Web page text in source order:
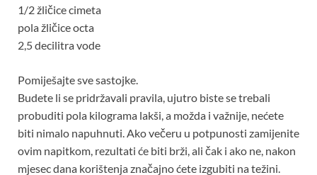
1/2 žličice cimeta
pola žličice octa
2,5 decilitra vode
Pomiješajte sve sastojke.
Budete li se pridržavali pravila, ujutro biste se trebali
probuditi pola kilograma lakši, a možda i važnije, nećete
biti nimalo napuhnuti. Ako večeru u potpunosti zamijenite
ovim napitkom, rezultati će biti brži, ali čak i ako ne, nakon
mjesec dana korištenja značajno ćete izgubiti na težini.